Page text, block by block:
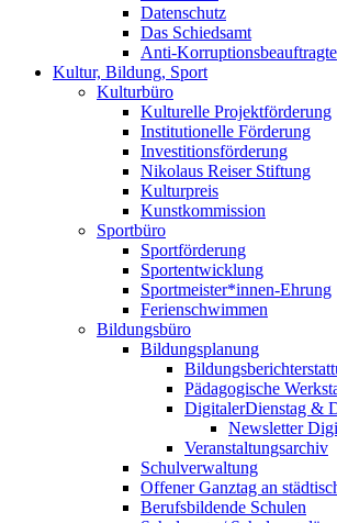
Datenschutz
Das Schiedsamt
Anti-Korruptionsbeauftragte
Kultur, Bildung, Sport
Kulturbüro
Kulturelle Projektförderung
Institutionelle Förderung
Investitionsförderung
Nikolaus Reiser Stiftung
Kulturpreis
Kunstkommission
Sportbüro
Sportförderung
Sportentwicklung
Sportmeister*innen-Ehrung
Ferienschwimmen
Bildungsbüro
Bildungsplanung
Pädagogische
DigitalerDienstag &
Newsletter
Veranstaltungsarchiv
Schulverwaltung
Offener Ganztag an
Berufsbildende Schulen